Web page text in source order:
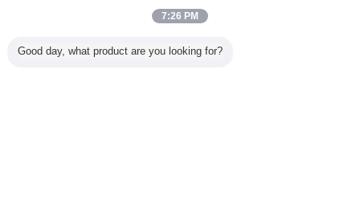
mostrando su valentía contra materiales gruesos.
7:26 PM
Good day, what product are you looking for?